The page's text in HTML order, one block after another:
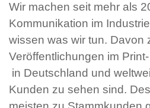
Wir machen seit mehr als
Kommunikation im
wissen was wir tun. Davon
Veröffentlichungen im
in Deutschland und
Kunden zu sehen sind.